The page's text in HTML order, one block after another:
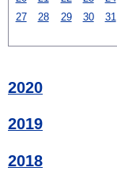
27
28 29 30 31
2020
2019
2018